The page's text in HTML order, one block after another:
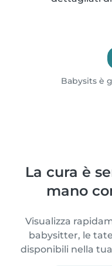
Babysits è
La cura è
mano
Visualizza
babysitter, le
disponibili nella